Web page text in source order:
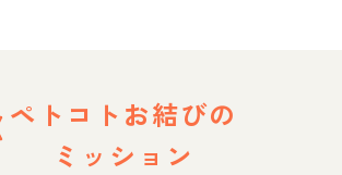
ペトコトお結びの
ミッション